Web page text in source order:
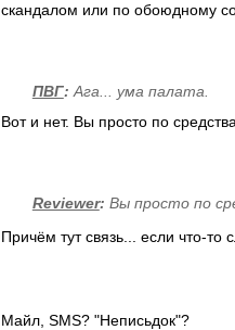
скандалом или по обоюдному
ПВГ: Ага... ума палата.
Вот и нет. Вы просто по
Reviewer: Вы просто по
Причём тут связь... если что-то
Майл, SMS? "Неписьдок"?